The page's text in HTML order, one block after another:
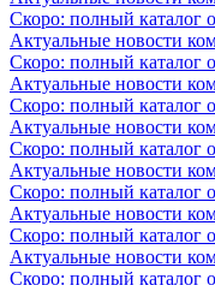
Скоро: полный каталог
Актуальные новости
Скоро: полный каталог
Актуальные новости
Скоро: полный каталог
Актуальные новости
Скоро: полный каталог
Актуальные новости
Скоро: полный каталог
Актуальные новости
Скоро: полный каталог
Актуальные новости
Скоро: полный каталог